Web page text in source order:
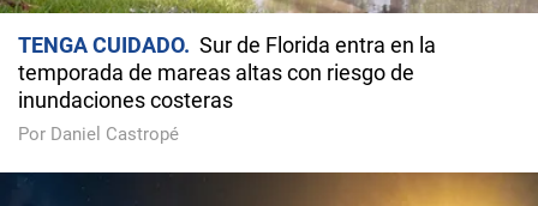
TENGA CUIDADO
Sur de Florida entra en la
temporada de mareas altas con riesgo de
inundaciones costeras
Por Daniel Castropé